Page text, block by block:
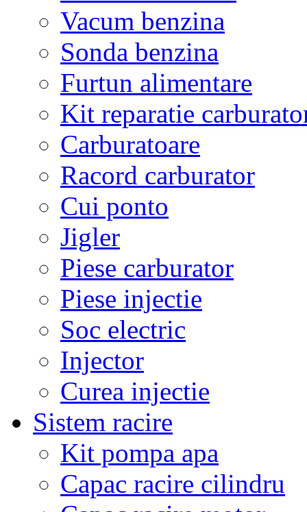
Vacum benzina
Sonda benzina
Furtun alimentare
Kit reparatie
Carburatoare
Racord carburator
Cui ponto
Jigler
Piese carburator
Piese injectie
Soc electric
Injector
Curea injectie
Sistem racire
Kit pompa apa
Capac racire cilindru